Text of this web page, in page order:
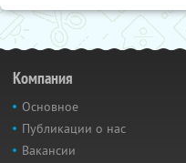
Компания
Основное
Публикации о нас
Вакансии